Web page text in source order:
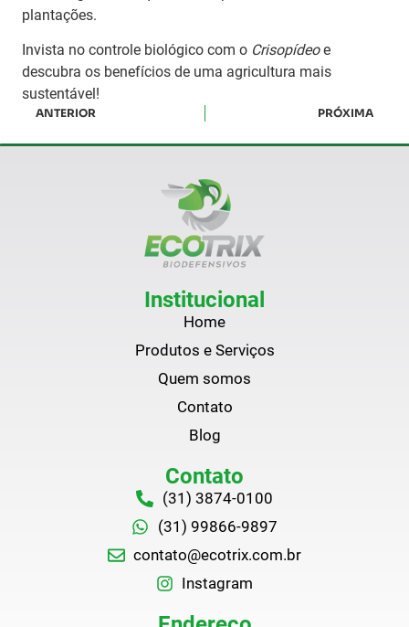
plantações.
Invista no controle biológico com o Crisopídeoe
descubra os benefícios de uma agricultura mais
sustentável!
ANTERIOR PRÓXIMA
Institucional
Home
Produtos e Serviços
Quem somos
Contato
Blog
Contato
(31) 3874-0100
(31) 99866-9897
contato@ecotrix.com.br
Instagram